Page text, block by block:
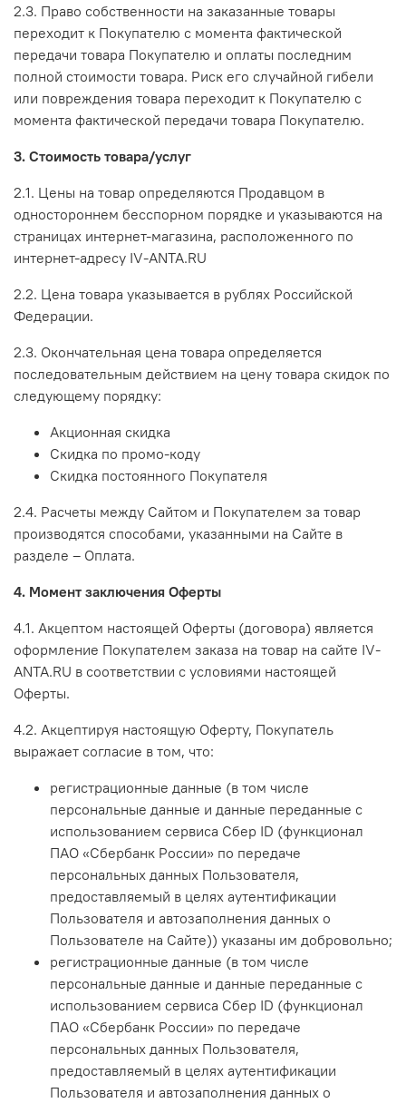
2.3. Право собственности на заказанные товары
переходит к Покупателю с момента фактической
передачи товара Покупателю и оплаты последним
полной стоимости товара. Риск его случайной гибели
или повреждения товара переходит к Покупателю с
момента фактической передачи товара Покупателю.
3. Стоимость товара/услуг
2.1. Цены на товар определяются Продавцом в
одностороннем бесспорном порядке и указываются на
страницах интернет-магазина, расположенного по
интернет-адресу IV-ANTA.RU
2.2. Цена товара указывается в рублях Российской
Федерации.
2.3. Окончательная цена товара определяется
последовательным действием на цену товара скидок по
следующему порядку:
Акционная скидка
Скидка по промо-коду
Скидка постоянного Покупателя
2.4. Расчеты между Сайтом и Покупателем за товар
производятся способами, указанными на Сайте в
разделе – Оплата.
4. Момент заключения Оферты
4.1. Акцептом настоящей Оферты (договора) является
оформление Покупателем заказа на товар на сайте IV-
ANTA.RU в соответствии с условиями настоящей
Оферты.
4.2. Акцептируя настоящую Оферту, Покупатель
выражает согласие в том, что:
регистрационные данные (в том числе
персональные данные и данные переданные с
использованием сервиса Сбер ID (функционал
ПАО «Сбербанк России» по передаче
персональных данных Пользователя,
предоставляемый в целях аутентификации
Пользователя и автозаполнения данных о
Пользователе на Сайте)) указаны им добровольно;
регистрационные данные (в том числе
персональные данные и данные переданные с
использованием сервиса Сбер ID (функционал
ПАО «Сбербанк России» по передаче
персональных данных Пользователя,
предоставляемый в целях аутентификации
Пользователя и автозаполнения данных о